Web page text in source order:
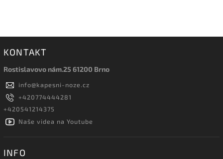
KONTAKT
Rostislavovo nám.25 61200 Brno
info@kapesni-noze.cz
+420774444281
+420541214375
Naše videa na Youtube
INFO